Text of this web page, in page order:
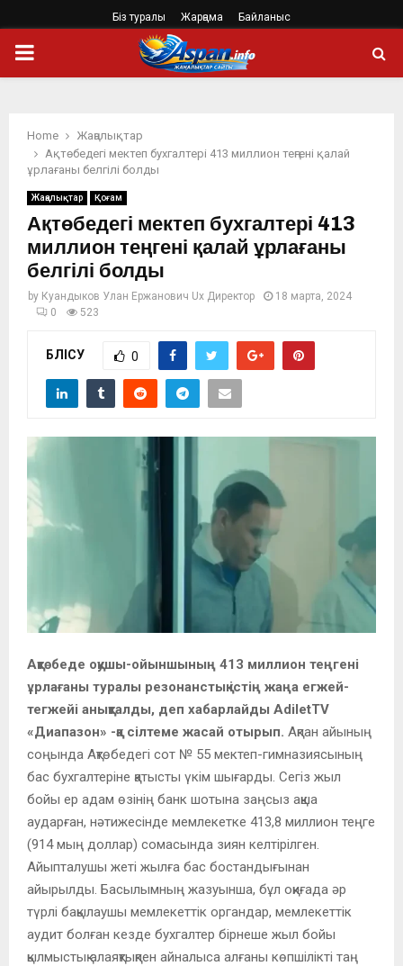
Біз туралы Жарңама Байланыс
PRIMARY
Home
Жаңалықтар
Ақтөбедегі мектеп бухгалтері 413 миллион теңгені қалай
ұрлағаны белгілі болды
Жаңалықтар Қоғам
Ақтөбедегі мектеп бухгалтері 413
миллион теңгені қалай ұрлағаны
белгілі болды
by Куандыков Улан Ержанович Ux Директор
18 марта, 2024
0
523
БӨЛІСУ 0
Ақтөбеде оқушы-ойыншының 413 миллион теңгені
ұрлағаны туралы резонанстық істің жаңа егжей-
тегжейі анықталды, деп хабарлайды AdiletTV
«Диапазон» -қа сілтеме жасай отырып. Ақпан айының
соңында Ақтөбедегі сот № 55 мектеп-гимназиясының
бас бухгалтеріне қатысты үкім шығарды. Сегіз жыл
бойы ер адам өзінің банк шотына заңсыз ақша
аударған, нәтижесінде мемлекетке 413,8 миллион теңге
(914 мың доллар) сомасында зиян келтірілген.
Айыпталушы жеті жылға бас бостандығынан
айырылды. Басылымның жазуынша, бұл оқиғада әр
түрлі бақылаушы мемлекеттік органдар, мемлекеттік
аудит болған кезде бухгалтер бірнеше жыл бойы
қылмыстық алаяқтықпен айналыса алғаны көпшілікті таң